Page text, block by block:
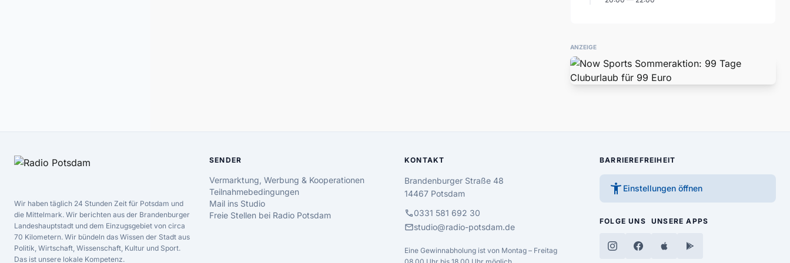
ANZEIGE
Wir haben täglich 24 Stunden Zeit für Potsdam und
die Mittelmark. Wir berichten aus der Brandenburger
Landeshauptstadt und dem Einzugsgebiet von circa
70 Kilometern. Wir bündeln das Wissen der Stadt aus
Politik, Wirtschaft, Wissenschaft, Kultur und Sport.
Das ist unsere lokale Kompetenz.
SENDER
Vermarktung, Werbung & Kooperationen
Teilnahmebedingungen
Mail ins Studio
Freie Stellen bei Radio Potsdam
KONTAKT
Brandenburger Straße 48
14467 Potsdam
call0331 581 692 30
mailstudio@radio-potsdam.de
Eine Gewinnabholung ist von Montag – Freitag
BARRIEREFREIHEIT
accessibility_new Einstellungen öffnen
FOLGE UNS UNSERE APPS